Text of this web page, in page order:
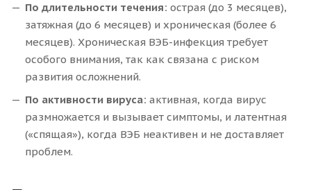
По длительности течения: острая (до 3 месяцев),
затяжная (до 6 месяцев) и хроническая (более 6
месяцев). Хроническая ВЭБ-инфекция требует
особого внимания, так как связана с риском
развития осложнений.
По активности вируса: активная, когда вирус
размножается и вызывает симптомы, и латентная
(«спящая»), когда ВЭБ неактивен и не доставляет
проблем.